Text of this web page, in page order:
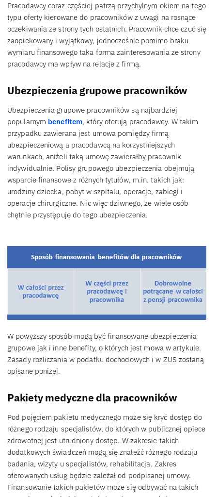
Pracodawcy coraz częściej patrzą przychylnym okiem na tego
typu oferty kierowane do pracowników z uwagi na rosnące
oczekiwania ze strony tych ostatnich. Pracownik chce czuć się
zaopiekowany i wyjątkowy, jednocześnie pomimo braku
wymiaru finansowego taka forma zainteresowania ze strony
pracodawcy ma wpływ na relacje z firmą.
Ubezpieczenia grupowe pracowników
Ubezpieczenia grupowe pracowników są najbardziej
popularnym benefitem, który oferują pracodawcy. W takim
przypadku zawierana jest umowa pomiędzy firmą
ubezpieczeniową a pracodawcą na korzystniejszych
warunkach, aniżeli taką umowę zawierałby pracownik
indywidualnie. Polisy grupowego ubezpieczenia obejmują
wsparcie finansowe z różnych tytułów, m.in. takich jak:
urodziny dziecka, pobyt w szpitalu, operacje, zabiegi i
operacje chirurgiczne. Nic więc dziwnego, że wiele osób
chętnie przystępuję do tego ubezpieczenia.
W powyższy sposób mogą być finansowane ubezpieczenia
grupowe jak i inne benefity, o których jest mowa w artykule.
Zasady rozliczania w podatku dochodowych i w ZUS zostaną
opisane poniżej.
Pakiety medyczne dla pracowników
Pod pojęciem pakietu medycznego może się kryć dostęp do
różnego rodzaju specjalistów, do których w publicznej opiece
zdrowotnej jest utrudniony dostęp. W zakresie takich
dodatkowych świadczeń mogą się znaleźć różnego rodzaju
badania, wizyty u specjalistów, rehabilitacja. Zakres
oferowanych usług będzie zależał od podpisanej umowy.
Finansowanie takich pakietów może się odbywać na takich